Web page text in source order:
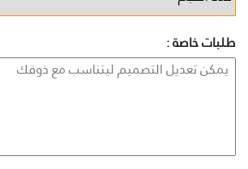
طلبات خاصة :